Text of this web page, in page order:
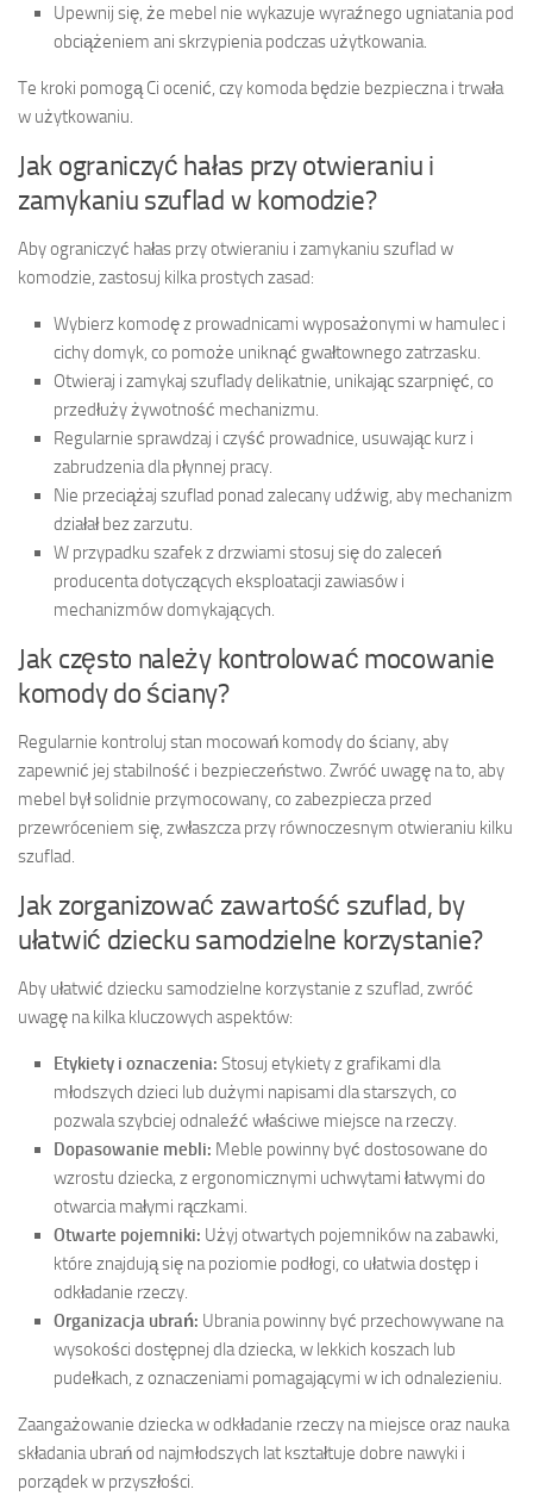
Upewnij się, że mebel nie wykazuje wyraźnego ugniatania pod
obciążeniem ani skrzypienia podczas użytkowania.
Te kroki pomogą Ci ocenić, czy komoda będzie bezpieczna i trwała
w użytkowaniu.
Jak ograniczyć hałas przy otwieraniu i
zamykaniu szuflad w komodzie?
Aby ograniczyć hałas przy otwieraniu i zamykaniu szuflad w
komodzie, zastosuj kilka prostych zasad:
Wybierz komodę z prowadnicami wyposażonymi w hamulec i
cichy domyk, co pomoże uniknąć gwałtownego zatrzasku.
Otwieraj i zamykaj szuflady delikatnie, unikając szarpnięć, co
przedłuży żywotność mechanizmu.
Regularnie sprawdzaj i czyść prowadnice, usuwając kurz i
zabrudzenia dla płynnej pracy.
Nie przeciążaj szuflad ponad zalecany udźwig, aby mechanizm
działał bez zarzutu.
W przypadku szafek z drzwiami stosuj się do zaleceń
producenta dotyczących eksploatacji zawiasów i
mechanizmów domykających.
Jak często należy kontrolować mocowanie
komody do ściany?
Regularnie kontroluj stan mocowań komody do ściany, aby
zapewnić jej stabilność i bezpieczeństwo. Zwróć uwagę na to, aby
mebel był solidnie przymocowany, co zabezpiecza przed
przewróceniem się, zwłaszcza przy równoczesnym otwieraniu kilku
szuflad.
Jak zorganizować zawartość szuflad, by
ułatwić dziecku samodzielne korzystanie?
Aby ułatwić dziecku samodzielne korzystanie z szuflad, zwróć
uwagę na kilka kluczowych aspektów:
Etykiety i oznaczenia: Stosuj etykiety z grafikami dla
młodszych dzieci lub dużymi napisami dla starszych, co
pozwala szybciej odnaleźć właściwe miejsce na rzeczy.
Dopasowanie mebli: Meble powinny być dostosowane do
wzrostu dziecka, z ergonomicznymi uchwytami łatwymi do
otwarcia małymi rączkami.
Otwarte pojemniki: Użyj otwartych pojemników na zabawki,
które znajdują się na poziomie podłogi, co ułatwia dostęp i
odkładanie rzeczy.
Organizacja ubrań: Ubrania powinny być przechowywane na
wysokości dostępnej dla dziecka, w lekkich koszach lub
pudełkach, z oznaczeniami pomagającymi w ich odnalezieniu.
Zaangażowanie dziecka w odkładanie rzeczy na miejsce oraz nauka
składania ubrań od najmłodszych lat kształtuje dobre nawyki i
porządek w przyszłości.